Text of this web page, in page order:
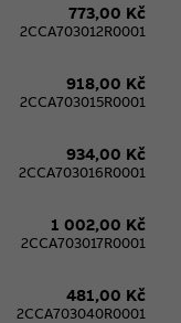
773,00 Kč
2CCA703012R0001
918,00 Kč
2CCA703015R0001
934,00 Kč
2CCA703016R0001
1 002,00 Kč
2CCA703017R0001
481,00 Kč
2CCA703040R0001